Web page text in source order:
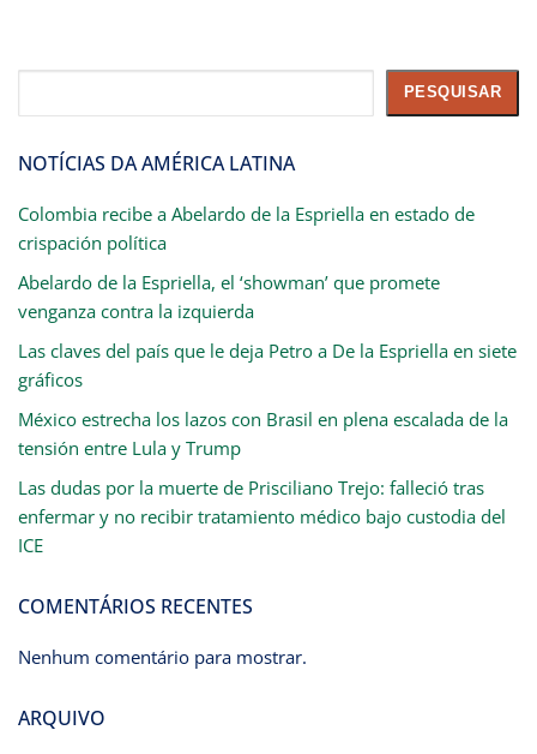
PESQUISAR
NOTÍCIAS DA AMÉRICA LATINA
Colombia recibe a Abelardo de la Espriella en estado de
crispación política
Abelardo de la Espriella, el ‘showman’ que promete
venganza contra la izquierda
Las claves del país que le deja Petro a De la Espriella en siete
gráficos
México estrecha los lazos con Brasil en plena escalada de la
tensión entre Lula y Trump
Las dudas por la muerte de Prisciliano Trejo: falleció tras
enfermar y no recibir tratamiento médico bajo custodia del
ICE
COMENTÁRIOS RECENTES
Nenhum comentário para mostrar.
ARQUIVO